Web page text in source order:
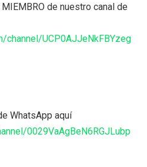
de nuestro canal de
channel/UCP0AJJeNkFBYzeg
WhatsApp aquí
0029VaAgBeN6RGJLubp